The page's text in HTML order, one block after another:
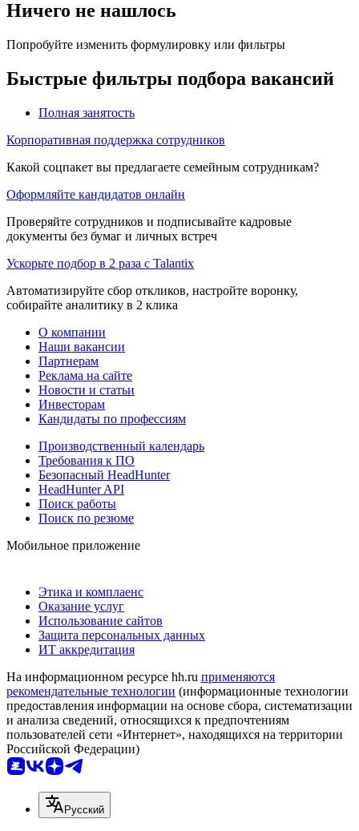
Ничего не нашлось
Попробуйте изменить формулировку или фильтры
Быстрые фильтры подбора вакансий
Полная занятость
Корпоративная поддержка сотрудников
Какой соцпакет вы предлагаете семейным сотрудникам?
Оформляйте кандидатов онлайн
Проверяйте сотрудников и подписывайте кадровые
документы без бумаг и личных встреч
Ускорьте подбор в 2 раза с Talantix
Автоматизируйте сбор откликов, настройте воронку,
собирайте аналитику в 2 клика
О компании
Наши вакансии
Партнерам
Реклама на сайте
Новости и статьи
Инвесторам
Кандидаты по профессиям
Производственный календарь
Требования к ПО
Безопасный HeadHunter
HeadHunter API
Поиск работы
Поиск по резюме
Мобильное приложение
Этика и комплаенс
Оказание услуг
Использование сайтов
Защита персональных данных
ИТ аккредитация
На информационном ресурсе hh.ru применяются
рекомендательные технологии (информационные технологии
предоставления информации на основе сбора, систематизации
и анализа сведений, относящихся к предпочтениям
пользователей сети «Интернет», находящихся на территории
Российской Федерации)
Русский